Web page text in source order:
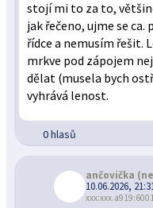
stojí mi to za to,
jak řečeno, ujme se
řídce a nemusím řešit.
mrkve pod zápojem
dělat (musela bych
vyhrává lenost.
0 hlasů
ančovička
10.06.2026,